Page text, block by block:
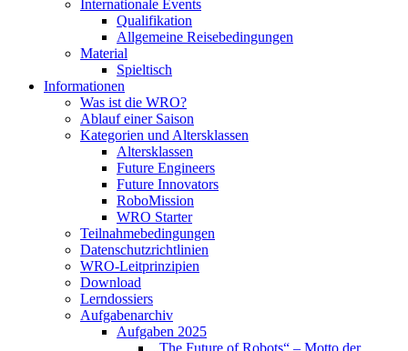
Internationale Events
Qualifikation
Allgemeine Reisebedingungen
Material
Spieltisch
Informationen
Was ist die WRO?
Ablauf einer Saison
Kategorien und Altersklassen
Altersklassen
Future Engineers
Future Innovators
RoboMission
WRO Starter
Teilnahmebedingungen
Datenschutzrichtlinien
WRO-Leitprinzipien
Download
Lerndossiers
Aufgabenarchiv
Aufgaben 2025
„The Future of Robots“ – Motto der